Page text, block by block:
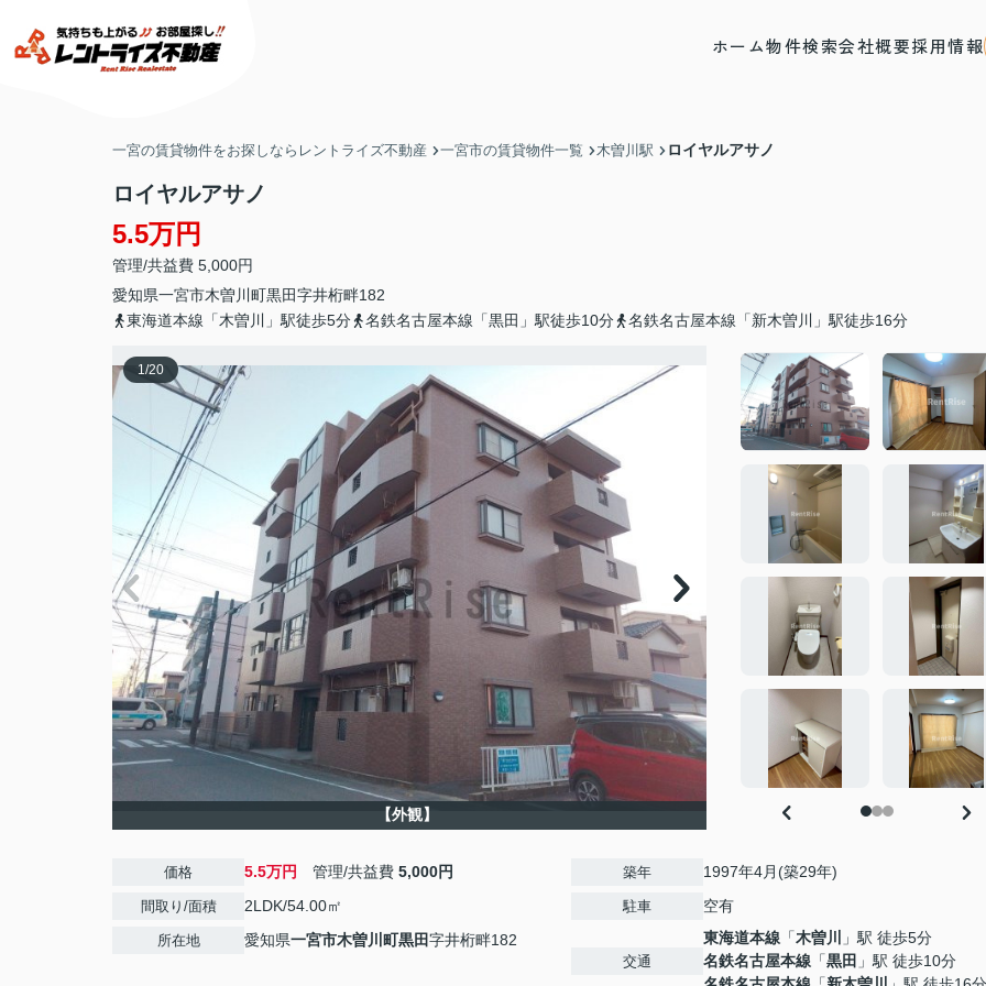
ホーム物件検索会社概要採用情報
一宮の賃貸物件をお探しならレントライズ不動産 一宮市の賃貸物件一覧 木曽川駅 ロイヤルアサノ
ロイヤルアサノ
5.5万円
管理/共益費 5,000円
愛知県一宮市木曽川町黒田字井桁畔182
東海道本線「木曽川」駅徒歩5分
名鉄名古屋本線「黒田」駅徒歩10分 名鉄名古屋本線「新木曽川」駅徒歩16分
1/20
【外観】
価格 5.5万円 管理/共益費 5,000円
間取り/面積 2LDK/54.00㎡
所在地 愛知県一宮市木曽川町黒田字井桁畔182
築年 1997年4月(築29年)
駐車 空有
交通
東海道本線 「木曽川
」駅 徒歩5分
名鉄名古屋本線 「黒田 」駅 徒歩10分